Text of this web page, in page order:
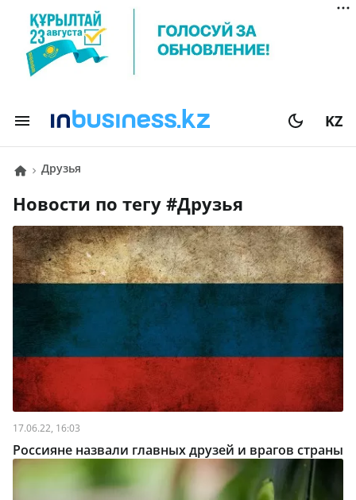
KZ
друзья
Новости по тегу # друзья
17.06.22, 16:03
Россияне назвали главных друзей и врагов страны